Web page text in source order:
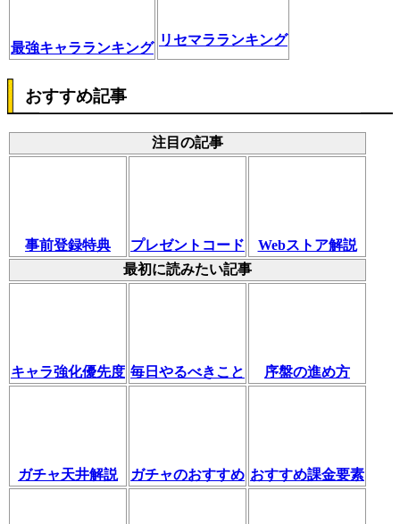
最強キャラランキング リセマラランキング
おすすめ記事
注目の記事
事前登録特典 プレゼントコード
Webストア解説
最初に読みたい記事
キャラ強化優先度 毎日やるべきこと 序盤の進め方
ガチャ天井解説 ガチャのおすすめ おすすめ課金要素